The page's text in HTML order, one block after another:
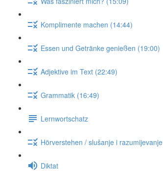
Komplimente machen (14:44)
Essen und Getränke genießen (19:00)
Adjektive im Text (22:49)
Grammatik (16:49)
Lernwortschatz
Hörverstehen / slušanje i razumijevanje
Diktat